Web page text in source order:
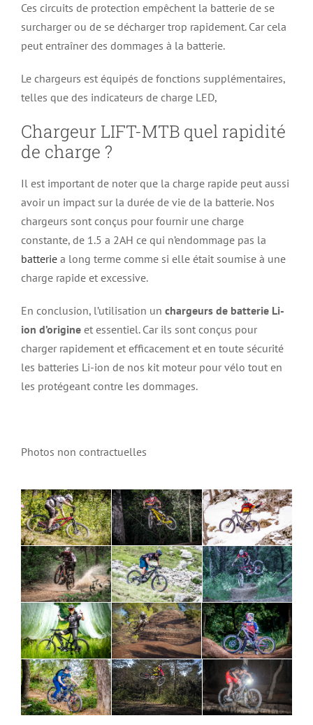
Ces circuits de protection empêchent la batterie de se
surcharger ou de se décharger trop rapidement. Car cela
peut entraîner des dommages à la batterie.
Le chargeurs est équipés de fonctions supplémentaires,
telles que des indicateurs de charge LED,
Chargeur LIFT-MTB quel rapidité
de charge ?
Il est important de noter que la charge rapide peut aussi
avoir un impact sur la durée de vie de la batterie. Nos
chargeurs sont conçus pour fournir une charge
constante, de 1.5 a 2AH ce qui n’endommage pas la
batteriea long terme comme si elle était soumise à une
charge rapide et excessive.
En conclusion, l’utilisation un chargeurs de batterie Li-
ion d’origineet essentiel. Car ils sont conçus pour
charger rapidement et efficacement et en toute sécurité
les batteries Li-ion de nos kit moteur pour vélo tout en
les protégeant contre les dommages.
Photos non contractuelles